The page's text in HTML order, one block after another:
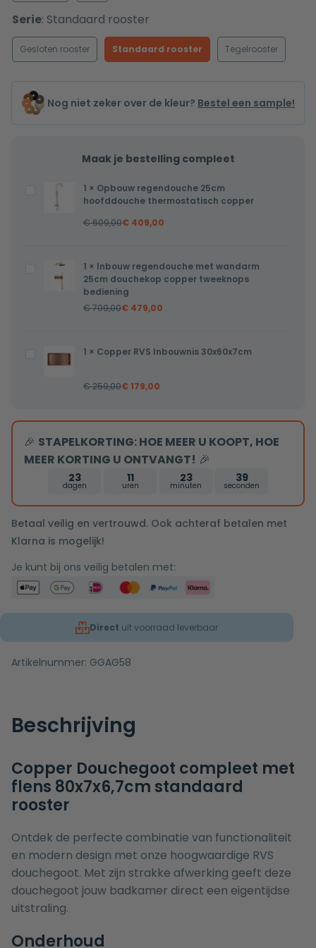
Serie: Standaard rooster
Gesloten rooster Standaard rooster Tegelrooster
Nog niet zeker over de kleur? Bestel een sample!
Maak je bestelling compleet
Opbouw
regendouche
thermostatisch
copper
1 × Opbouw regendouche 25cm
hoofddouche thermostatisch copper
€609,00€ 409,00
Inbouw
regendouche
douchekop
tweeknops
1 × Inbouw regendouche met wandarm
25cm douchekop copper tweeknops
bediening
€709,00€ 479,00
Copper
Inbouwnis
1 × Copper RVS Inbouwnis 30x60x7cm
€259,00€ 179,00
🎉 STAPELKORTING: HOE MEER U KOOPT, HOE
MEER KORTING U ONTVANGT! 🎉
23
dagen
11
uren
23
minuten
38
seconden
Betaal veilig en vertrouwd. Ook achteraf betalen met
Klarna is mogelijk!
Je kunt bij ons veilig betalen met:
Direct uit voorraad leverbaar
Artikelnummer: GGAG58
Beschrijving
Copper Douchegoot compleet met
flens 80x7x6,7cm standaard
rooster
Ontdek de perfecte combinatie van functionaliteit
en modern design met onze hoogwaardige RVS
douchegoot. Met zijn strakke afwerking geeft deze
douchegoot jouw badkamer direct een eigentijdse
uitstraling.
Onderhoud